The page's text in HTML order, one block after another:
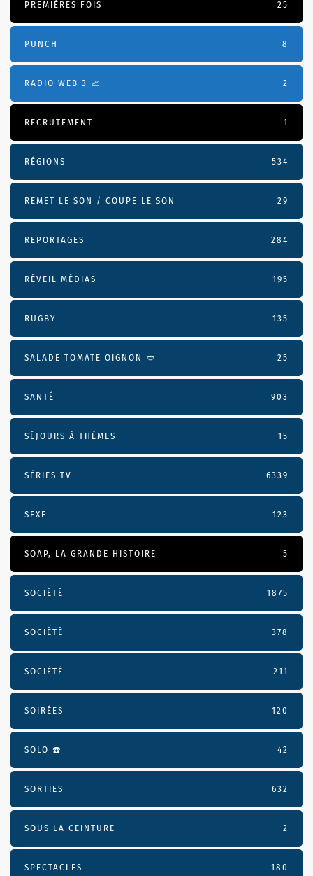
PREMIÈRES FOIS 25
PUNCH 8
RADIO WEB 3 📈 2
RECRUTEMENT 1
RÉGIONS 534
REMET LE SON / COUPE LE SON 29
REPORTAGES 284
RÉVEIL MÉDIAS 195
RUGBY 135
SALADE TOMATE OIGNON 🥙 25
SANTÉ 903
SÉJOURS À THÈMES 15
SÉRIES TV 6339
SEXE 123
SOAP, LA GRANDE HISTOIRE 5
SOCIÉTÉ 1875
SOCIÉTÉ 378
SOCIÉTÉ 211
SOIRÉES 120
SOLO ☎️ 42
SORTIES 632
SOUS LA CEINTURE 2
SPECTACLES 180